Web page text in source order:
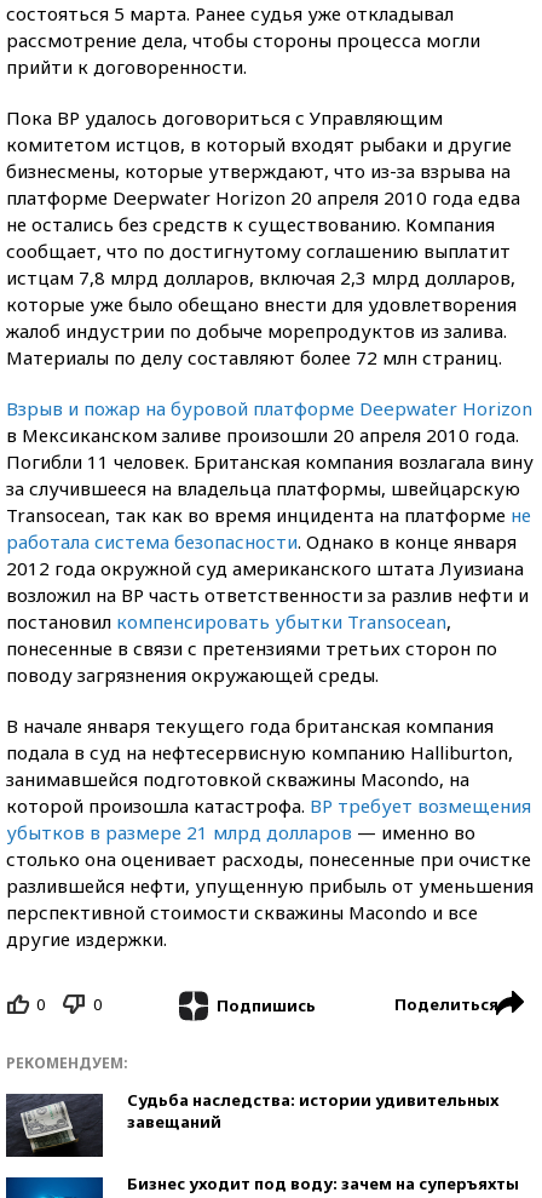
состояться 5 марта. Ранее судья уже откладывал
рассмотрение дела, чтобы стороны процесса могли
прийти к договоренности.
Пока BP удалось договориться с Управляющим
комитетом истцов, в который входят рыбаки и другие
бизнесмены, которые утверждают, что из-за взрыва на
платформе Deepwater Horizon 20 апреля 2010 года едва
не остались без средств к существованию. Компания
сообщает, что по достигнутому соглашению выплатит
истцам 7,8 млрд долларов, включая 2,3 млрд долларов,
которые уже было обещано внести для удовлетворения
жалоб индустрии по добыче морепродуктов из залива.
Материалы по делу составляют более 72 млн страниц.
Взрыв и пожар на буровой платформе Deepwater Horizon
в Мексиканском заливе произошли 20 апреля 2010 года.
Погибли 11 человек. Британская компания возлагала вину
за случившееся на владельца платформы, швейцарскую
Transocean, так как во время инцидента на платформе не
работала система безопасности. Однако в конце января
2012 года окружной суд американского штата Луизиана
возложил на BP часть ответственности за разлив нефти и
постановил компенсировать убытки Transocean,
понесенные в связи с претензиями третьих сторон по
поводу загрязнения окружающей среды.
В начале января текущего года британская компания
подала в суд на нефтесервисную компанию Halliburton,
занимавшейся подготовкой скважины Macondo, на
которой произошла катастрофа. BP требует возмещения
убытков в размере 21 млрд долларов — именно во
столько она оценивает расходы, понесенные при очистке
разлившейся нефти, упущенную прибыль от уменьшения
перспективной стоимости скважины Macondo и все
другие издержки.
0 0 Подпишись Поделиться
РЕКОМЕНДУЕМ:
Судьба наследства: истории удивительных
завещаний
Бизнес уходит под воду: зачем на суперъяхты